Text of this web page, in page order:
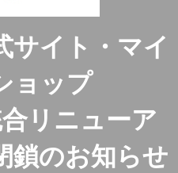
サイト・マイ
ョップ
リニューア
鎖のお知らせ